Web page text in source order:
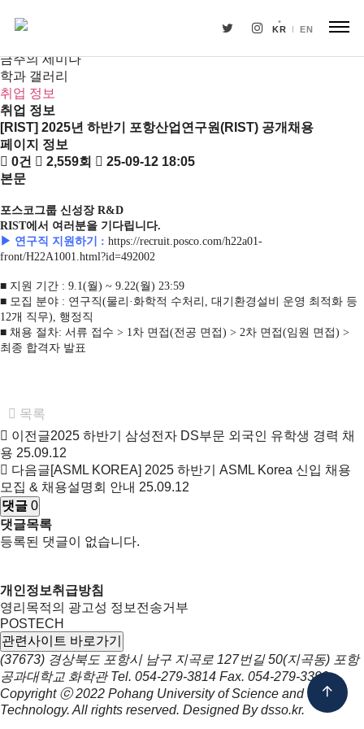
KR EN
뉴스
금주의 세미나
학과 갤러리
취업 정보
취업 정보
[RIST] 2025년 하반기 포항산업연구원(RIST) 공개채용
페이지 정보
0건
2,559회
25-09-12 18:05
본문
포스코그룹 신성장R&D
RIST에서 여러분을 기다립니다.
▶ 연구직 지원하기
: https://recruit.posco.com/h22a01-
front/H22A1001.html?id=492002
■ 지원 기간 : 9.1(월) ~ 9.22(월) 23:59
■ 모집 분야 : 연구직(물리·화학적 수처리 , 대기환경설비 운영 최적화 등
12개 직무), 행정직
■ 채용 절차: 서류 접수 > 1차 면접(전공 면접) > 2차 면접(임원 면접) >
최종 합격자 발표
목록
이전글2025 하반기 삼성전자 DS부문 외국인 유학생 경력 채
용 25.09.12
다음글[ASML KOREA] 2025 하반기 ASML Korea 신입 채용
모집 & 채용설명회 안내 25.09.12
댓글 0
댓글목록
등록된 댓글이 없습니다.
개인정보취급방침
영리목적의 광고성 정보전송거부
POSTECH
관련사이트 바로가기
(37673) 경상북도 포항시 남구 지곡로 127번길 50(지곡동) 포항
공과대학교 화학관 Tel. 054-279-3814 Fax. 054-279-3399
Copyright ⓒ 2022 Pohang University of Science and
Technology. All rights reserved. Designed Bydsso.kr.